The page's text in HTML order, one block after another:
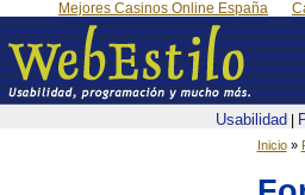
Mejores Casinos Online España
Usabilidad
Inicio»